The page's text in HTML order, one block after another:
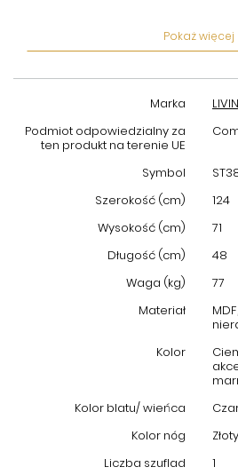
ryflowane drewno na detalu
Funkcjonalność i komfort
Stolik kawowy wyposażono w
metalowymi prowadnicamisoft-close
płynne zamykanie. Metalowe
codziennego użytkowania, a
ślizgaczy umożliwia dopasowanie
podłóg, chroniąc je przed
głębokość 71 cm zapewniają
odkładania kawy, książek czy dekoracji.
Idealny do każdego
Dzięki swojemu wyrafinowanemu
tylko w salonach, ale także w
czy luksusowych poczekalniach.
podkreślając prestiż miejsca, w którym
Pokaż więcej
Marka
Podmiot odpowiedzialny za
ten produkt na terenie UE
Symbol
Szerokość (cm)
124
Wysokość (cm)
71
Długość (cm)
48
Waga (kg)
77
Materiał
Kolor
Kolor blatu/ wieńca
Kolor nóg
Złoty
Liczba szuflad
1